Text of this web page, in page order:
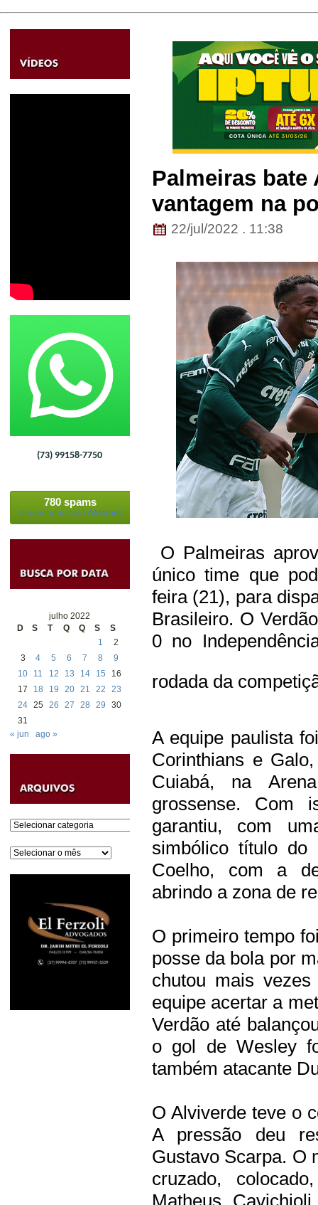
(73) 99158-7750
780 spams
bloqueados pelo Akismet
julho 2022
D
S T Q Q S
S
1
2
3
4 5 6 7 8
9
10
11 12 13 14 15
16
17
18 19 20 21 22
23
24 25 26 27 28 29
30
31
« jun
ago »
Categorias
Arquivos
Palmeiras bate
vantagem na
22/jul/2022 . 11:38
O Palmeiras
único time que
feira (21), para
Brasileiro. O
0 no
rodada da
A equipe paulista
Corinthians e
Cuiabá, na
grossense. Com
garantiu, com
simbólico título do
Coelho, com a
abrindo a zona de
O primeiro tempo
posse da bola por
chutou mais
equipe acertar a
Verdão até
o gol de Wesley
também atacante
O Alviverde teve o
A pressão deu
Gustavo Scarpa. O
cruzado,
Matheus